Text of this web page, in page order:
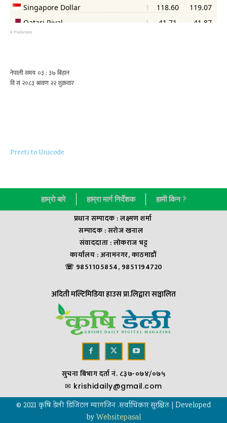
© Psolution
Preeti to Unicode
हाम्राे बारे हाम्रा मार्ग निर्देशक हामी किन ?
प्रधान सम्पादक : लक्ष्मण शर्मा
सम्पादक : सराेज खनाल
संवाददाता : लाेकराज भट्ट
कार्यालय : अनामनगर, काठमाडौं
☏ 9851105854, 9851194720
अदिती मल्टिमिडिया हाउस प्रा.लिद्वारा सञ्चालित
सुचना बिभाग दर्ता नं. ८३७-०७४/०७५
✉ krishidaily@gmail.com
© 2021 कृषि डेली डिजिटल म्यागजिन .सर्वाधिकार सुरक्षित | Developed
byWebsitepasal